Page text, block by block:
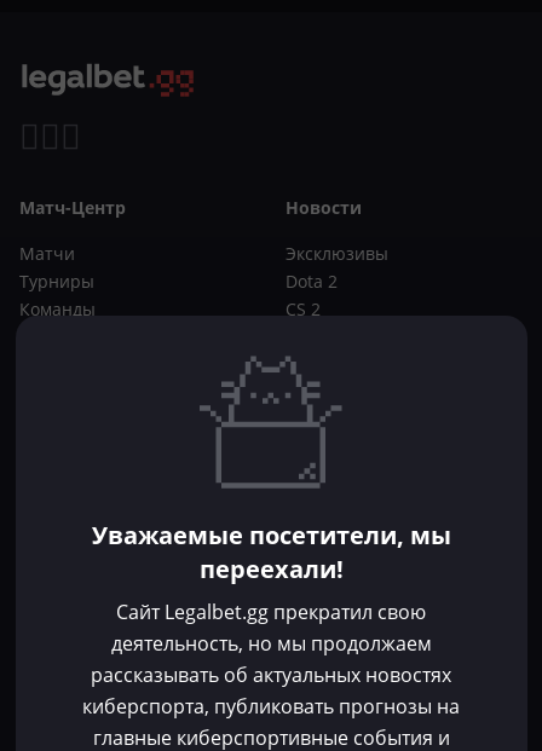
Матч-Центр
Матчи
Турниры
Команды
Новости
Эксклюзивы
Dota 2
CS 2
Букмекеры
CS 2
Фрибеты
Без депозита
Контакты
Пользовательское соглашение
Уважаемые посетители, мы
переехали!
Сайт Legalbet.gg прекратил свою
деятельность, но мы продолжаем
рассказывать об актуальных новостях
киберспорта, публиковать прогнозы на
главные киберспортивные события и